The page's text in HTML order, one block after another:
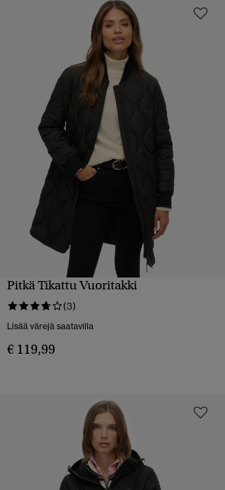
Pitkä Tikattu Vuoritakki
(3)
Lisää värejä saatavilla
€ 119,99